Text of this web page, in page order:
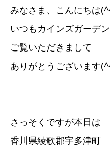
みなさま、こんにちは
いつもカインズガーデ
ご覧いただきまして
ありがとうございます
さっそくですが本日は
香川県綾歌郡宇多津町